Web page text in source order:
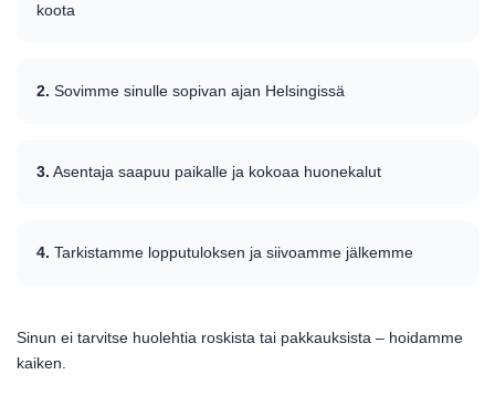
koota
2. Sovimme sinulle sopivan ajan Helsingissä
3. Asentaja saapuu paikalle ja kokoaa huonekalut
4. Tarkistamme lopputuloksen ja siivoamme jälkemme
Sinun ei tarvitse huolehtia roskista tai pakkauksista – hoidamme
kaiken.